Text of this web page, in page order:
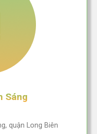
Sáng
quận Long Biên